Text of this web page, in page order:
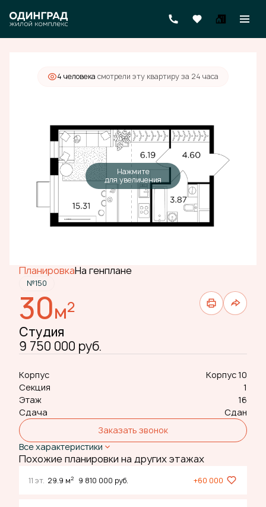
Студия30 м 9 750 000 руб.
4 человекa смотрели эту квартиру за 24 часа
Нажмите
для увеличения
ПланировкаНа генплане
№150
30м2
Студия
9 750 000 руб.
Корпус
Корпус 10
Секция
1
Этаж
16
Сдача
Сдан
Заказать звонок
Все характеристики
Похожие планировки на других этажах
11 эт. 29.9 м2 9 810 000 руб. +60 000